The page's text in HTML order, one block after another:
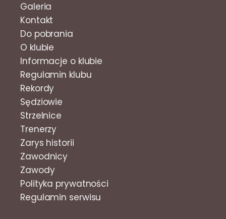
Galeria
Kontakt
Do pobrania
O klubie
Informacje o klubie
Regulamin klubu
Rekordy
Sędziowie
Strzelnice
Trenerzy
Zarys historii
Zawodnicy
Zawody
Polityka prywatności
Regulamin serwisu